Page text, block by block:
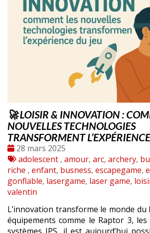
🚀 LOISIR & INNOVATION :
NOUVELLES TECHNOLOGIES
TRANSFORMENT
Date
:
28 mars 2025
Tags
:
adolescent , amour, arc, archery,
riche , enfant, busness, escapegame,
gonflable, lasergame, laser game,
valentin
L’innovation transforme le monde du
équipements comme le Raptor 3,
systèmes IPS, il est aujourd’hui